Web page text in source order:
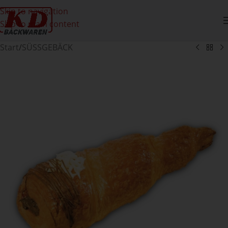
Skip to navigation
Skip to main content
Start/SÜSSGEBÄCK